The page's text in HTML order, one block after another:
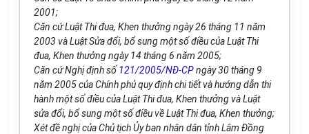
2001;
Căn cứ Luật Thi đua, Khen thưởng ngày 26 tháng 11 năm
2003 và Luật Sửa đổi, bổ sung một số điều của Luật Thi
đua, Khen thưởng ngày 14 tháng 6 năm 2005;
Căn cứ Nghị định số 121/2005/NĐ-CPngày 30 tháng 9
năm 2005 của Chính phủ quy định chi tiết và hướng dẫn thi
hành một số điều của Luật Thi đua, Khen thưởng và Luật
sửa đổi, bổ sung một số điều về Luật Thi đua, Khen thưởng;
Xét đề nghị của Chủ tịch Ủy ban nhân dân tỉnh Lâm Đồng